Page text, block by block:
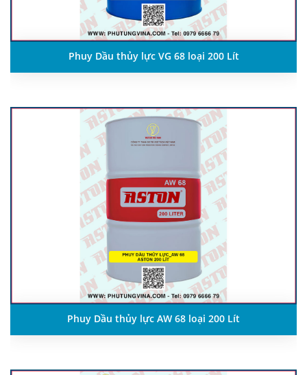
Phuy Dầu thủy lực VG 68 loại 200 Lít
Phuy Dầu thủy lực AW 68 loại 200 Lít